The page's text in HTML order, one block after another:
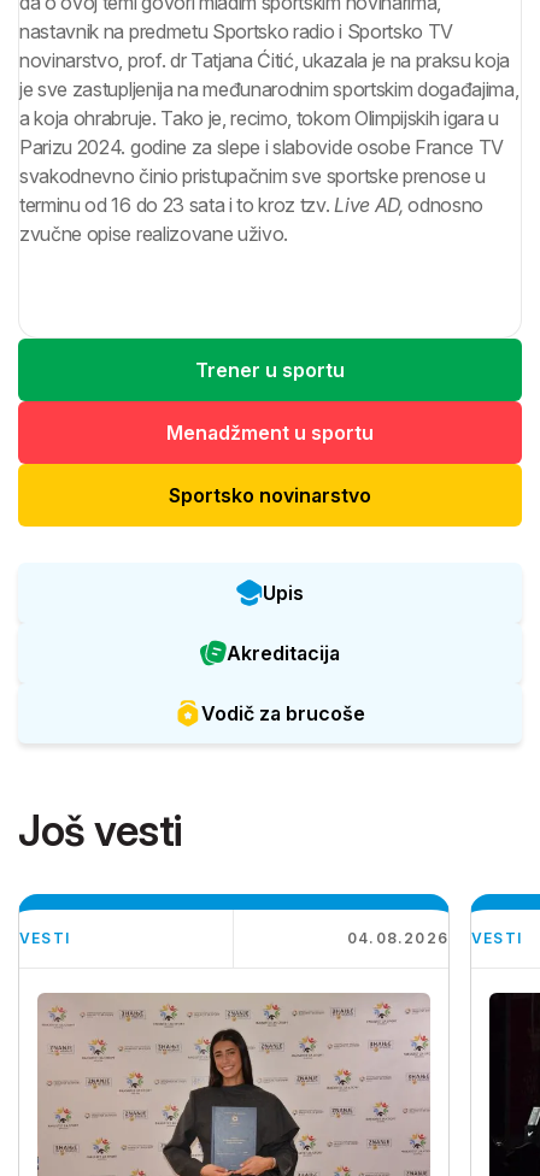
nastavnik na predmetu Sportsko radio i Sportsko TV
novinarstvo, prof. dr Tatjana Ćitić, ukazala je na praksu koja
je sve zastupljenija na međunarodnim sportskim događajima,
a koja ohrabruje. Tako je, recimo, tokom Olimpijskih igara u
Parizu 2024. godine za slepe i slabovide osobe France TV
svakodnevno činio pristupačnim sve sportske prenose u
terminu od 16 do 23 sata i to kroz tzv.Live AD,odnosno
zvučne opise realizovane uživo.
Trener u sportu
Menadžment u sportu
Sportsko novinarstvo
Upis
Akreditacija
Vodič za brucoše
Još vesti
VESTI 04.08.2026 VESTI